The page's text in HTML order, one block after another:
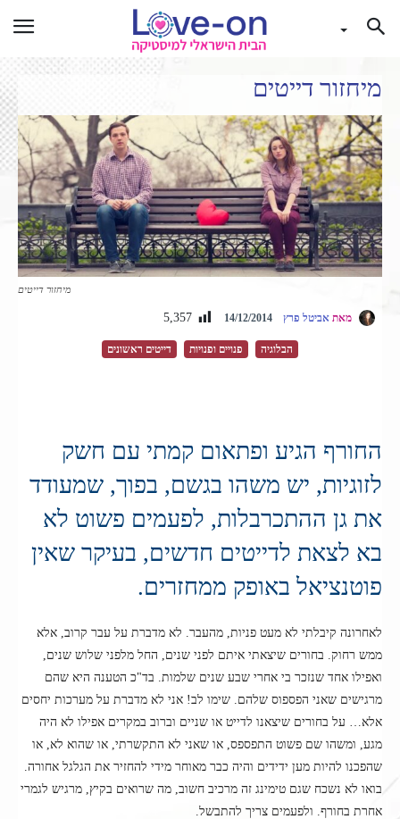
מיחזור דייטים
מיחזור דייטים
הבלוגיה פנויים ופנויות דייטים ראשונים
מאת אביטל פרץ 14/12/2014
5,357
החורף הגיע ופתאום קמתי עם חשק
לזוגיות, יש משהו בגשם, בפוך, שמעודד
את גן ההתכרבלות, לפעמים פשוט לא
בא לצאת לדייטים חדשים, בעיקר שאין
פוטנציאל באופק ממחזרים.
לאחרונה קיבלתי לא מעט פניות, מהעבר. לא מדברת על עבר קרוב, אלא
ממש רחוק. בחורים שיצאתי איתם לפני שנים, החל מלפני שלוש שנים,
ואפילו אחד שנזכר בי אחרי שבע שנים שלמות. בד"כ הטענה היא שהם
מרגישים שאני הפספוס שלהם. שימו לב! אני לא מדברת על מערכות יחסים
אלא… על בחורים שיצאנו לדייט או שניים וברוב במקרים אפילו לא היה
מגע, ומשהו שם פשוט התפספס, או שאני לא התקשרתי, או שהוא לא, או
שהפכנו להיות מען ידידים והיה כבר מאוחר מידי להחזיר את הגלגל אחורה.
בואו לא נשכח שגם טימינג זה מרכיב חשוב, מה שרואים בקיץ, מרגיש לגמרי
אחרת בחורף. ולפעמים צריך להתבשל.